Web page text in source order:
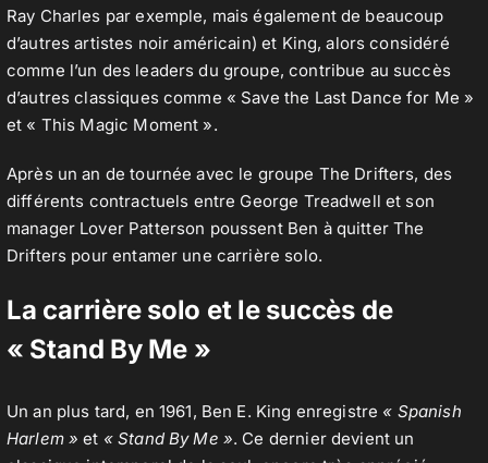
Ray Charles par exemple, mais également de beaucoup
d’autres artistes noir américain) et King, alors considéré
comme l’un des leaders du groupe, contribue au succès
d’autres classiques comme « Save the Last Dance for Me »
et « This Magic Moment ».
Après un an de tournée avec le groupe The Drifters, des
différents contractuels entre George Treadwell et son
manager Lover Patterson poussent Ben à quitter The
Drifters pour entamer une carrière solo.
La carrière solo et le succès de
« Stand By Me »
Un an plus tard, en 1961, Ben E. King enregistre « Spanish
Harlem » et « Stand By Me ». Ce dernier devient un